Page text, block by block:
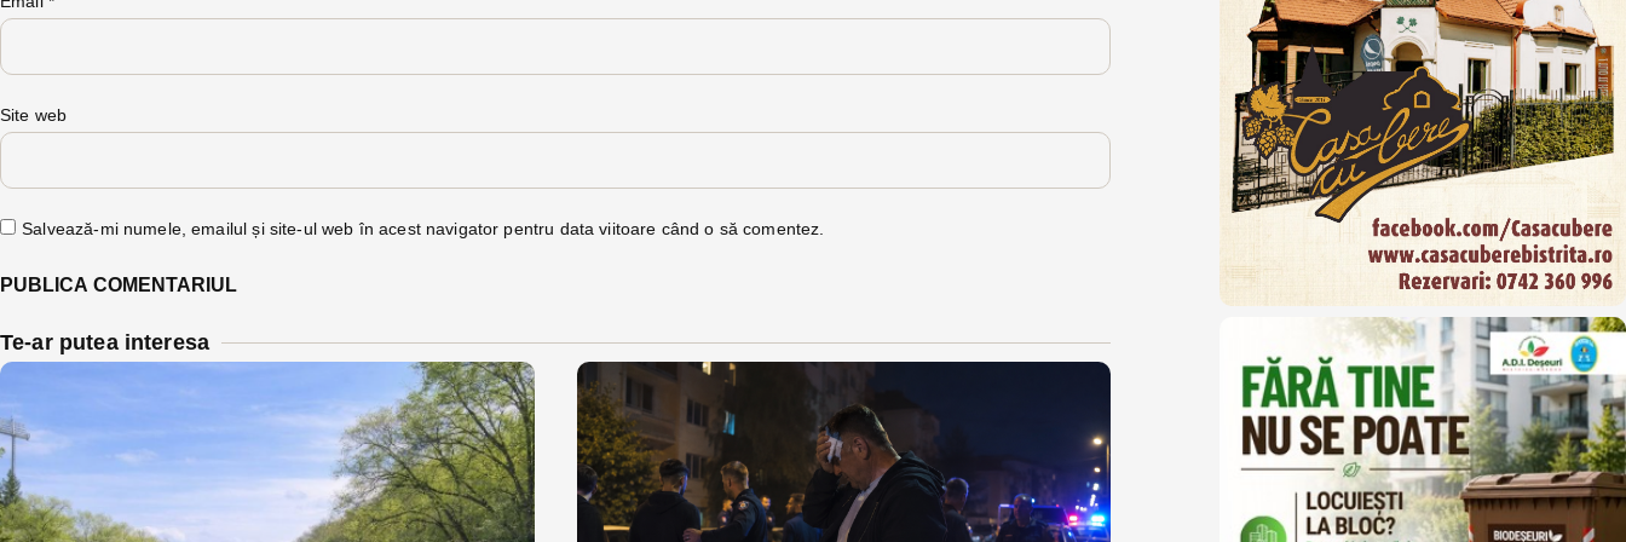
Site web
Salvează-mi numele, emailul și site-ul web în acest navigator pentru data viitoare când o să comentez.
Te-ar putea interesa